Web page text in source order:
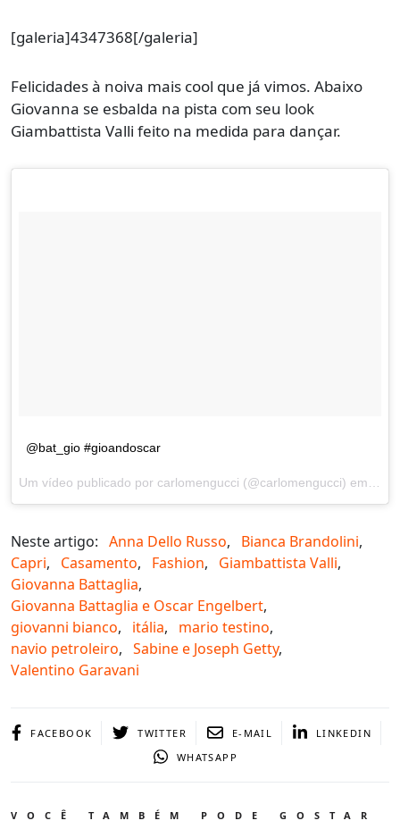
[galeria]4347368[/galeria]
Felicidades à noiva mais cool que já vimos. Abaixo
Giovanna se esbalda na pista com seu look
Giambattista Valli feito na medida para dançar.
@bat_gio #gioandoscar
Neste artigo: Anna Dello Russo, Bianca Brandolini,
Capri, Casamento, Fashion, Giambattista Valli,
Giovanna Battaglia,
Giovanna Battaglia e Oscar Engelbert,
giovanni bianco, itália, mario testino,
navio petroleiro, Sabine e Joseph Getty,
Valentino Garavani
FACEBOOK TWITTER E-MAIL
LINKEDIN
WHATSAPP
VOCÊ TAMBÉM PODE GOSTAR